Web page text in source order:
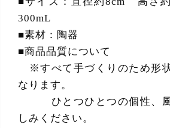
300mL
■素材：陶器
■商品品質について
※すべて手づくりのため形
なります。
ひとつひとつの個性、風
しみください。